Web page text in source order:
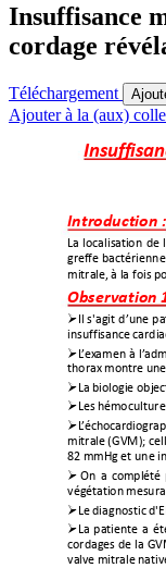
Insuffisance
cordage
Téléchargement
Ajouter à la (aux)
Introduction :
La localisation de
greffe bactérienne
mitrale, à la fois
Observation
 Il s'agit d’une
insuffisance
 L’examen à l’
thorax montre une
 La biologie
 Les hémocultu
 L’échocar
mitrale (GVM);
82 mmHg et une
On a complété
végétation
 Le diagnostic d'EI
 La patiente a ét
cordages de la
valve mitrale